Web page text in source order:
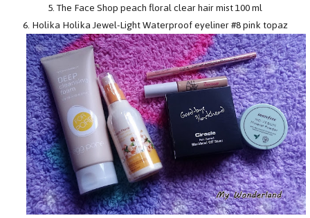
5. The Face Shop peach floral clear hair mist 100 ml
6. Holika Holika Jewel-Light Waterproof eyeliner #8 pink topaz